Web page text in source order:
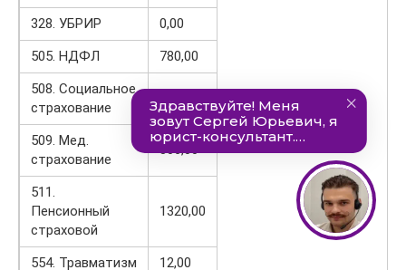
328. УБРИР
0,00
505. НДФЛ
780,00
508. Социальное
страхование
509. Мед.
страхование
306,00
511.
Пенсионный
страховой
1320,00
554. Травматизм 12,00